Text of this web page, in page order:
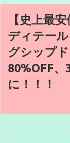
【史上最
ディテー
グシップ
80%OFF
に！！！